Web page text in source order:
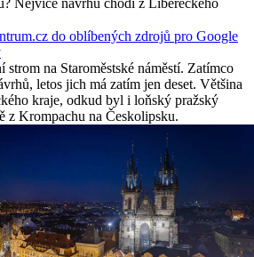
do oblíbených zdrojů pro Google
strom na Staroměstské náměstí. Zatímco
letos jich má zatím jen deset. Většina
kraje, odkud byl i loňský pražský
z Krompachu na Českolipsku.